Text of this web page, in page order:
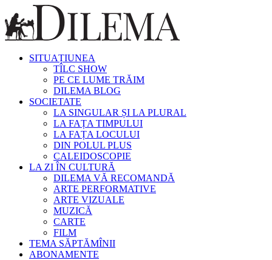
SITUAȚIUNEA
TÎLC SHOW
PE CE LUME TRĂIM
DILEMA BLOG
SOCIETATE
LA SINGULAR ȘI LA PLURAL
LA FAȚA TIMPULUI
LA FAȚA LOCULUI
DIN POLUL PLUS
CALEIDOSCOPIE
LA ZI ÎN CULTURĂ
DILEMA VĂ RECOMANDĂ
ARTE PERFORMATIVE
ARTE VIZUALE
MUZICĂ
CARTE
FILM
TEMA SĂPTĂMÎNII
ABONAMENTE